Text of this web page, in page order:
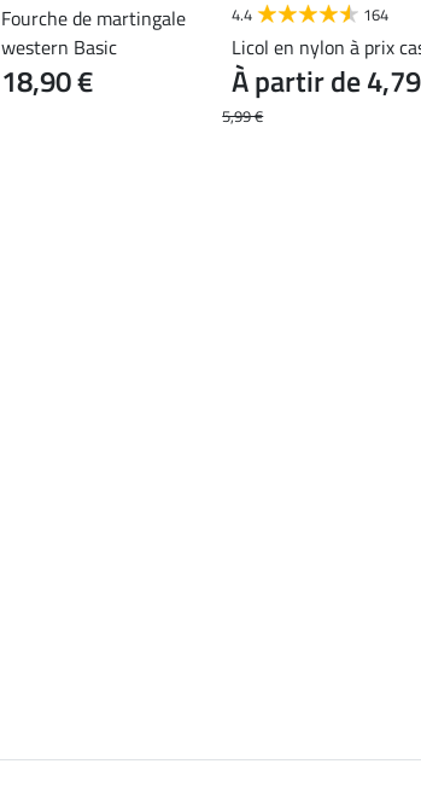
Fourche de martingale
western Basic
18,90 €
4.4 164
Licol en nylon à prix
5,99 €
À partir de